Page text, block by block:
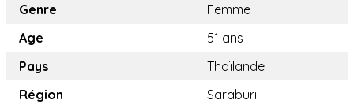
Genre
Femme
Age
51 ans
Pays
Thaïlande
Région
Saraburi